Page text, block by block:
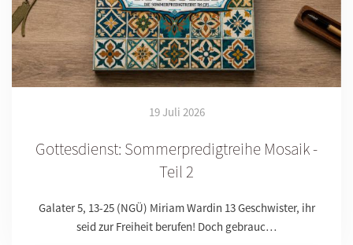
19 Juli 2026
Gottesdienst: Sommerpredigtreihe Mosaik -
Teil 2
Galater 5, 13-25 (NGÜ) Miriam Wardin 13 Geschwister, ihr
seid zur Freiheit berufen! Doch gebrauc…